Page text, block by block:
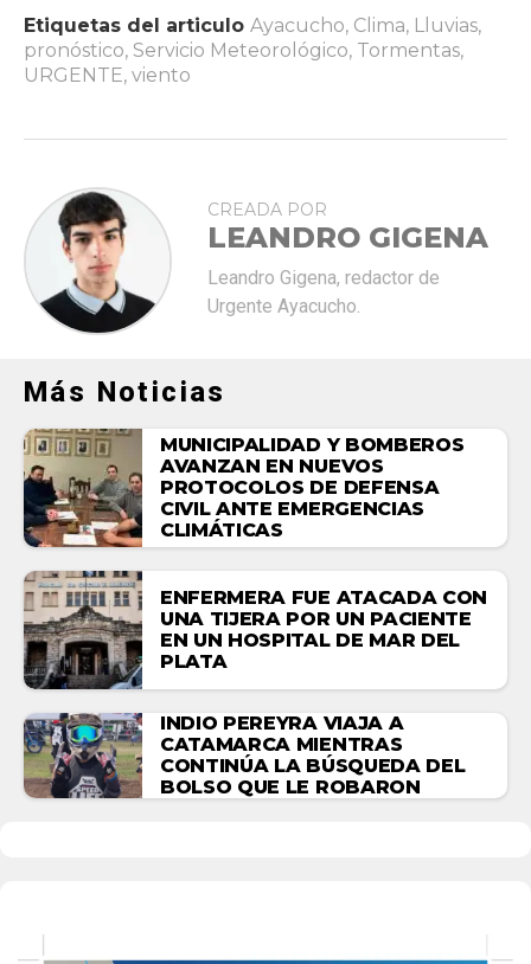
Etiquetas del articulo Ayacucho, Clima, Lluvias,
pronóstico, Servicio Meteorológico, Tormentas,
URGENTE, viento
CREADA POR
LEANDRO GIGENA
Leandro Gigena, redactor de
Urgente Ayacucho.
Más Noticias
MUNICIPALIDAD Y BOMBEROS
AVANZAN EN NUEVOS
PROTOCOLOS DE DEFENSA
CIVIL ANTE EMERGENCIAS
CLIMÁTICAS
ENFERMERA FUE ATACADA CON
UNA TIJERA POR UN PACIENTE
EN UN HOSPITAL DE MAR DEL
PLATA
INDIO PEREYRA VIAJA A
CATAMARCA MIENTRAS
CONTINÚA LA BÚSQUEDA DEL
BOLSO QUE LE ROBARON